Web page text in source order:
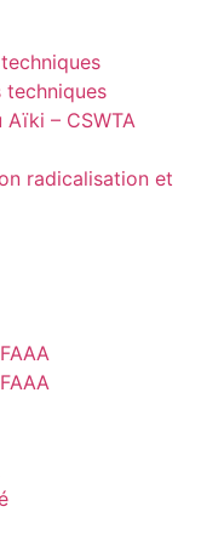
techniques
Aïki – CSWTA
radicalisation et